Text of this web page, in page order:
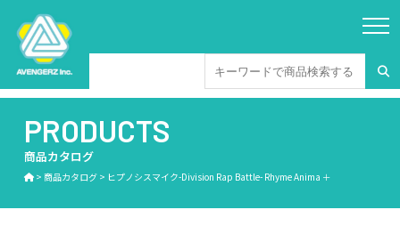
PRODUCTS
商品カタログ
> 商品カタログ> ヒプノシスマイク-Division Rap Battle- Rhyme Anima ＋